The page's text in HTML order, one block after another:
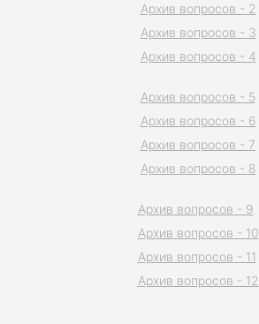
Архив вопросов - 2
Архив вопросов - 3
Архив вопросов - 4
Архив вопросов - 5
Архив вопросов - 6
Архив вопросов - 7
Архив вопросов - 8
Архив вопросов - 9
Архив вопросов - 10
Архив вопросов - 11
Архив вопросов - 12